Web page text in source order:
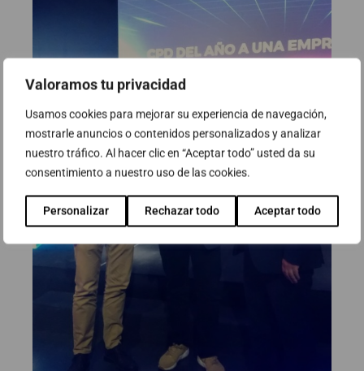
Valoramos tu privacidad
Usamos cookies para mejorar su experiencia de navegación,
mostrarle anuncios o contenidos personalizados y analizar
nuestro tráfico. Al hacer clic en “Aceptar todo” usted da su
consentimiento a nuestro uso de las cookies.
Personalizar Rechazar todo Aceptar todo